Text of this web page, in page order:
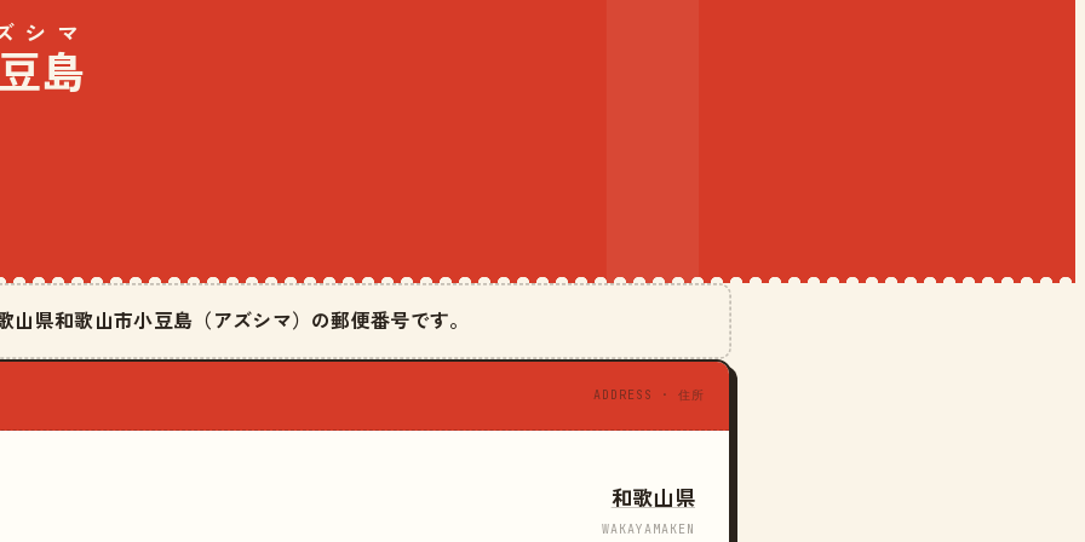
島
シマ
県和歌山市小豆島（アズシマ）の郵便番号です。
ADDRESS · 住所
和歌山県
WAKAYAMAKEN